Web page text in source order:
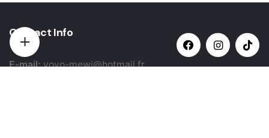
Contact Info
E-mail:yovo-mewi@hotmail.fr